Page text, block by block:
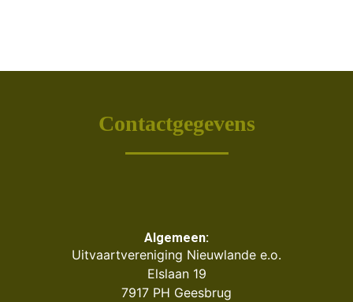
Contactgegevens
Algemeen:
Uitvaartvereniging Nieuwlande e.o.
Elslaan 19
7917 PH Geesbrug